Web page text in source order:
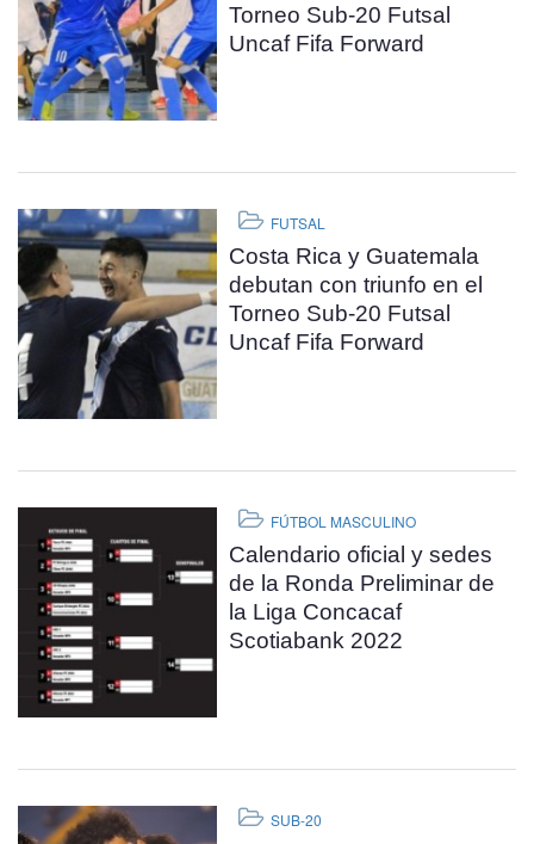
Torneo Sub-20 Futsal
Uncaf Fifa Forward
FUTSAL
Costa Rica y Guatemala
debutan con triunfo en el
Torneo Sub-20 Futsal
Uncaf Fifa Forward
FÚTBOL MASCULINO
Calendario oficial y sedes
de la Ronda Preliminar de
la Liga Concacaf
Scotiabank 2022
SUB-20